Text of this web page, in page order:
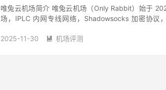
唯兔云机场简介 唯兔云机场（Only Rabbit）始于
场，IPLC 内网专线网络，Shadowsocks 加密协议
2025-11-30  机场评测